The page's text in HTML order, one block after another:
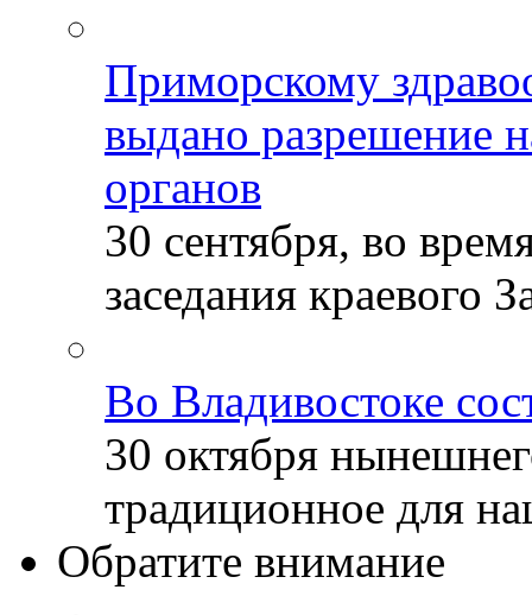
Приморскому
выдано разрешение
органов
30 сентября, во
заседания краевого
Во Владивостоке
30 октября
традиционное для
Обратите внимание